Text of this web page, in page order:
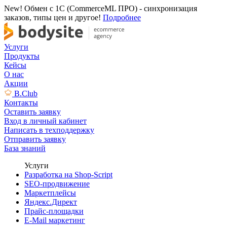
New! Обмен с 1С (CommerceML ПРО) - синхронизация
заказов, типы цен и другое! Подробнее
Услуги
Продукты
Кейсы
О нас
Акции
B.Club
Контакты
Оставить заявку
Вход в личный кабинет
Написать в техподдержку
Отправить заявку
База знаний
Услуги
Разработка на Shop-Script
SEO-продвижение
Маркетплейсы
Яндекс.Директ
Прайс-площадки
E-Mail маркетинг